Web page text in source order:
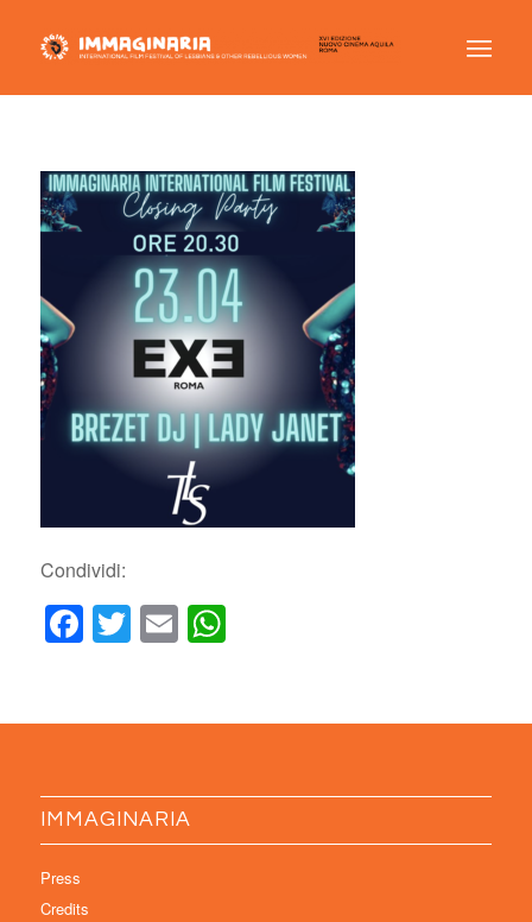
Condividi:
Facebook
Twitter
EmailWhatsApp
IMMAGINARIA
Press
Credits